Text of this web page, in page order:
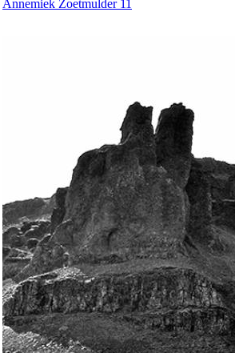
Annemiek Zoetmulder 11